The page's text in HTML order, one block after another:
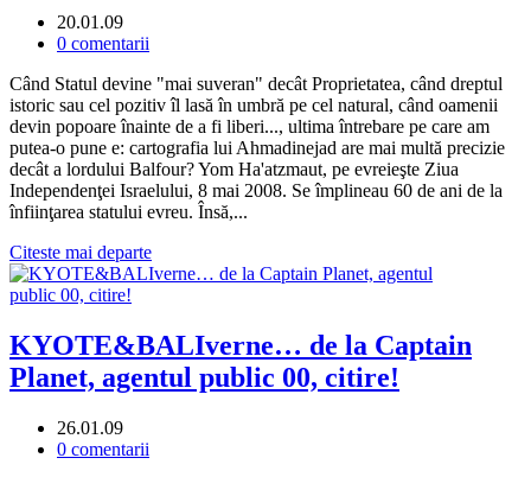
20.01.09
0 comentarii
Când Statul devine "mai suveran" decât Proprietatea, când dreptul
istoric sau cel pozitiv îl lasă în umbră pe cel natural, când oamenii
devin popoare înainte de a fi liberi..., ultima întrebare pe care am
putea-o pune e: cartografia lui Ahmadinejad are mai multă precizie
decât a lordului Balfour? Yom Ha'atzmaut, pe evreieşte Ziua
Independenţei Israelului, 8 mai 2008. Se împlineau 60 de ani de la
înfiinţarea statului evreu. Însă,...
Citeste mai departe
KYOTE&BALIverne… de la Captain
Planet, agentul public 00, citire!
26.01.09
0 comentarii